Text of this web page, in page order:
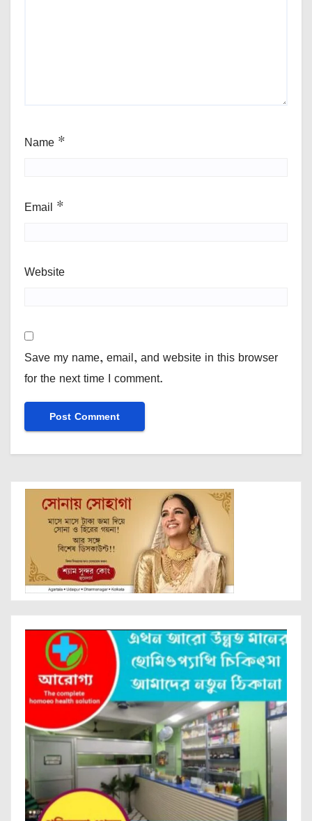
Name *
Email *
Website
Save my name, email, and website in this browser
for the next time I comment.